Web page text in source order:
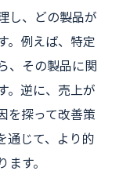
し、どの製品が
。例えば、特定
、その製品に関
。逆に、売上が
を探って改善策
通じて、より的
す。